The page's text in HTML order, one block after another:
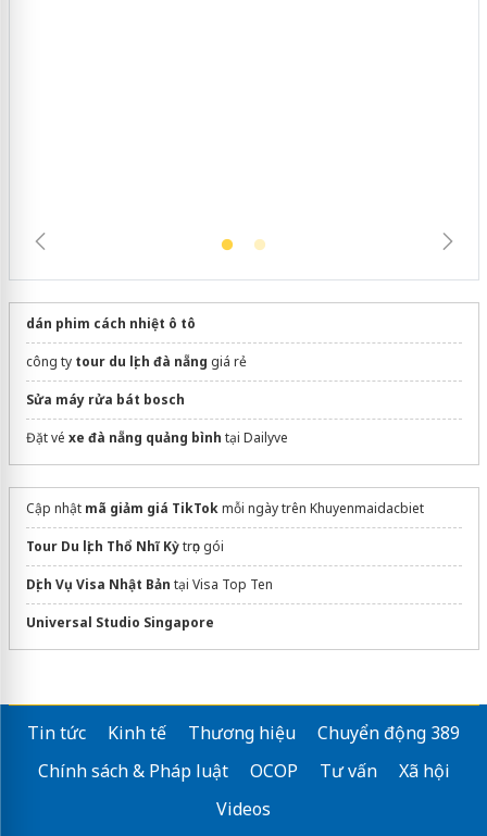
dán phim cách nhiệt ô tô
công ty tour du lịch đà nẵng giá rẻ
Sửa máy rửa bát bosch
Đặt vé xe đà nẵng quảng bình tại Dailyve
Cập nhật mã giảm giá TikTokmỗi ngày trên Khuyenmaidacbiet
Tour Du lịch Thổ Nhĩ Kỳtrọn gói
Dịch Vụ Visa Nhật Bản tại Visa Top Ten
Universal Studio Singapore
Tin tức Kinh tế Thương hiệu
Chuyển động 389
Chính sách & Pháp luật
OCOP Tư vấn
Xã hội
Videos